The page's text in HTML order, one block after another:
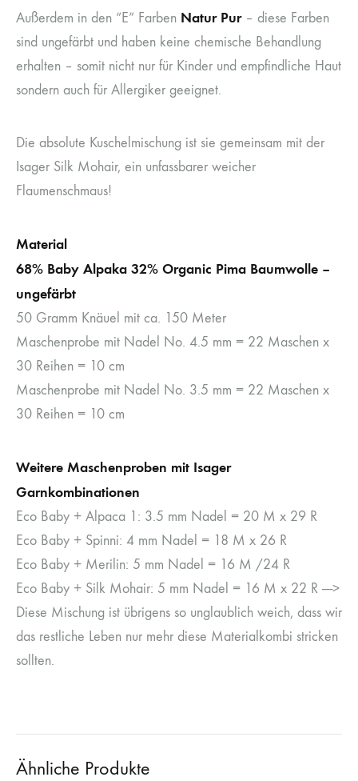
Außerdem in den “E” Farben Natur Pur– diese Farben
sind ungefärbt und haben keine chemische Behandlung
erhalten – somit nicht nur für Kinder und empfindliche Haut
sondern auch für Allergiker geeignet.
Die absolute Kuschelmischung ist sie gemeinsam mit der
Isager Silk Mohair, ein unfassbarer weicher
Flaumenschmaus!
Material
68% Baby Alpaka 32% Organic Pima Baumwolle –
ungefärbt
50 Gramm Knäuel mit ca. 150 Meter
Maschenprobe mit Nadel No. 4.5 mm = 22 Maschen x
30 Reihen = 10 cm
Maschenprobe mit Nadel No. 3.5 mm = 22 Maschen x
30 Reihen = 10 cm
Weitere Maschenproben mit Isager
Garnkombinationen
Eco Baby + Alpaca 1: 3.5 mm Nadel = 20 M x 29 R
Eco Baby + Spinni: 4 mm Nadel = 18 M x 26 R
Eco Baby + Merilin: 5 mm Nadel = 16 M /24 R
Eco Baby + Silk Mohair: 5 mm Nadel = 16 M x 22 R —->
Diese Mischung ist übrigens so unglaublich weich, dass wir
das restliche Leben nur mehr diese Materialkombi stricken
sollten.
Ähnliche Produkte